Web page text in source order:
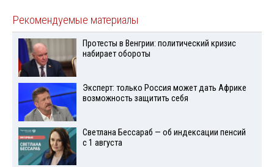
Рекомендуемые материалы
Протесты в Венгрии: политический кризис
набирает обороты
Эксперт: только Россия может дать Африке
возможность защитить себя
Светлана Бессараб — об индексации пенсий
с 1 августа